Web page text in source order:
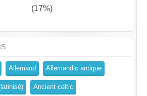
(17%)
Allemand Allemandic antique
Ancient celtic